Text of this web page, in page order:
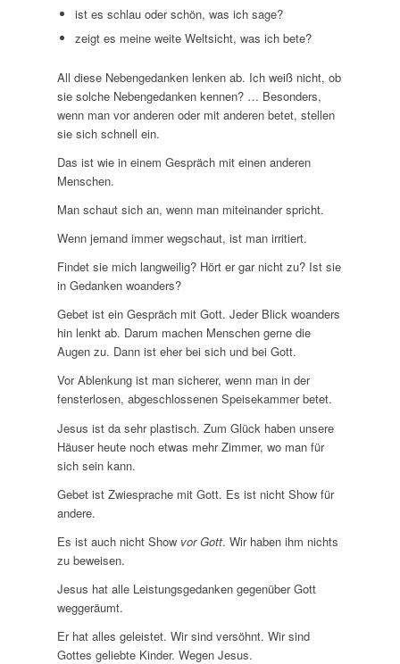
ist es schlau oder schön, was ich sage?
zeigt es meine weite Weltsicht, was ich bete?
All diese Nebengedanken lenken ab. Ich weiß nicht, ob
sie solche Nebengedanken kennen? … Besonders,
wenn man vor anderen oder mit anderen betet, stellen
sie sich schnell ein.
Das ist wie in einem Gespräch mit einen anderen
Menschen.
Man schaut sich an, wenn man miteinander spricht.
Wenn jemand immer wegschaut, ist man irritiert.
Findet sie mich langweilig? Hört er gar nicht zu? Ist sie
in Gedanken woanders?
Gebet ist ein Gespräch mit Gott. Jeder Blick woanders
hin lenkt ab. Darum machen Menschen gerne die
Augen zu. Dann ist eher bei sich und bei Gott.
Vor Ablenkung ist man sicherer, wenn man in der
fensterlosen, abgeschlossenen Speisekammer betet.
Jesus ist da sehr plastisch. Zum Glück haben unsere
Häuser heute noch etwas mehr Zimmer, wo man für
sich sein kann.
Gebet ist Zwiesprache mit Gott. Es ist nicht Show für
andere.
Es ist auch nicht Show vor Gott. Wir haben ihm nichts
zu beweisen.
Jesus hat alle Leistungsgedanken gegenüber Gott
weggeräumt.
Er hat alles geleistet. Wir sind versöhnt. Wir sind
Gottes geliebte Kinder. Wegen Jesus.